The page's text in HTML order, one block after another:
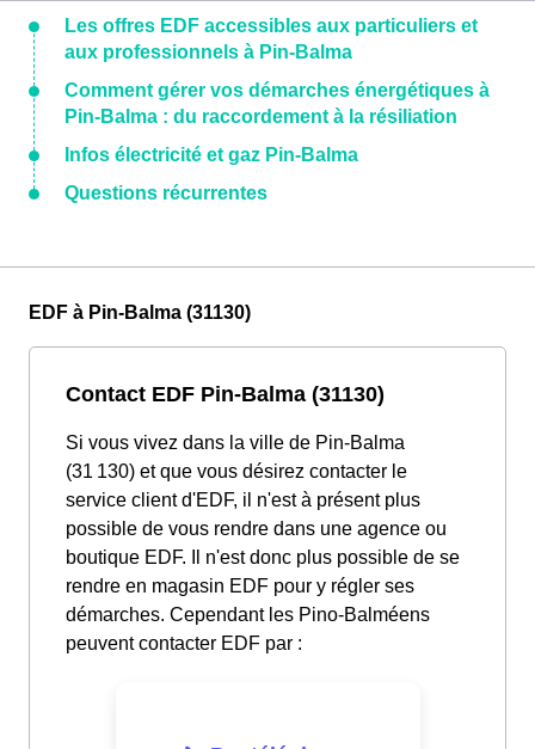
Les offres EDF accessibles aux particuliers et
aux professionnels à Pin-Balma
Comment gérer vos démarches énergétiques à
Pin-Balma : du raccordement à la résiliation
Infos électricité et gaz Pin-Balma
Questions récurrentes
EDF à Pin-Balma (31130)
Contact EDF Pin-Balma (31130)
Si vous vivez dans la ville de Pin-Balma
(31 130) et que vous désirez contacter le
service client d'EDF, il n'est à présent plus
possible de vous rendre dans une agence ou
boutique EDF. Il n'est donc plus possible de se
rendre en magasin EDF pour y régler ses
démarches. Cependant les Pino-Balméens
peuvent contacter EDF par :